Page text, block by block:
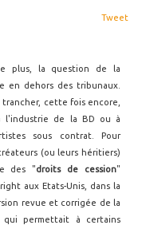
Tweet
plus, la question de la
en dehors des tribunaux.
cette fois encore,
de la BD ou à
sous contrat. Pour
(ou leurs héritiers)
des "droits de cession"
aux Etats-Unis, dans la
revue et corrigée de la
qui permettait à certains